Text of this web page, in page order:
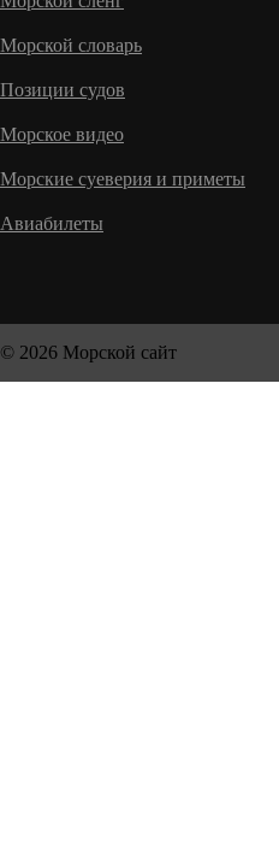
Морской словарь
Позиции судов
Морское видео
Морские суеверия и приметы
Авиабилеты
© 2026 Морской сайт